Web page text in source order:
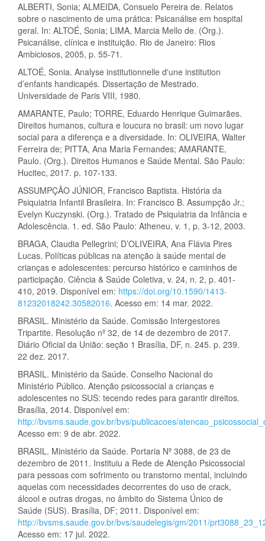
ALBERTI, Sonia; ALMEIDA, Consuelo Pereira de. Relatos
sobre o nascimento de uma prática: Psicanálise em hospital
geral. In: ALTOÉ, Sonia; LIMA, Marcia Mello de. (Org.).
Psicanálise, clínica e instituição. Rio de Janeiro: Rios
Ambiciosos, 2005, p. 55-71.
ALTOÉ, Sonia. Analyse institutionnelle d'une institution
d’enfants handicapés. Dissertação de Mestrado.
Universidade de Paris VIII, 1980.
AMARANTE, Paulo; TORRE, Eduardo Henrique Guimarães.
Direitos humanos, cultura e loucura no brasil: um novo lugar
social para a diferença e a diversidade. In: OLIVEIRA, Walter
Ferreira de; PITTA, Ana Maria Fernandes; AMARANTE,
Paulo. (Org.). Direitos Humanos e Saúde Mental. São Paulo:
Hucitec, 2017. p. 107-133.
ASSUMPÇÃO JÚNIOR, Francisco Baptista. História da
Psiquiatria Infantil Brasileira. In: Francisco B. Assumpção Jr.;
Evelyn Kuczynski. (Org.). Tratado de Psiquiatria da Infância e
Adolescência. 1. ed. São Paulo: Atheneu, v. 1, p. 3-12, 2003.
BRAGA, Claudia Pellegrini; D’OLIVEIRA, Ana Flávia Pires
Lucas. Políticas públicas na atenção à saúde mental de
crianças e adolescentes: percurso histórico e caminhos de
participação. Ciência & Saúde Coletiva, v. 24, n. 2, p. 401-
410, 2019. Disponível em: https://doi.org/10.1590/1413-
81232018242.30582016. Acesso em: 14 mar. 2022.
BRASIL. Ministério da Saúde. Comissão Intergestores
Tripartite. Resolução nº 32, de 14 de dezembro de 2017.
Diário Oficial da União: seção 1 Brasília, DF, n. 245. p. 239.
22 dez. 2017.
BRASIL. Ministério da Saúde. Conselho Nacional do
Ministério Público. Atenção psicossocial a crianças e
adolescentes no SUS: tecendo redes para garantir direitos.
Brasília, 2014. Disponível em:
http://bvsms.saude.gov.br/bvs/publicacoes/
Acesso em: 9 de abr. 2022.
BRASIL. Ministério da Saúde. Portaria Nº 3088, de 23 de
dezembro de 2011. Instituiu a Rede de Atenção Psicossocial
para pessoas com sofrimento ou transtorno mental, incluindo
aquelas com necessidades decorrentes do uso de crack,
álcool e outras drogas, no âmbito do Sistema Único de
Saúde (SUS). Brasília, DF; 2011. Disponível em:
http://bvsms.saude.gov.br/bvs/saudelegis/gm/2011/
Acesso em: 17 jul. 2022.